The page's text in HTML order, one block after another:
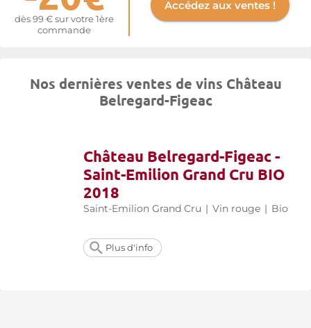
dès 99 € sur votre 1ère
commande
Accédez aux ventes !
Nos dernières ventes de vins Château
Belregard-Figeac
Château Belregard-Figeac -
Saint-Emilion Grand Cru BIO
2018
Saint-Emilion Grand Cru | Vin rouge | Bio
Plus d'info